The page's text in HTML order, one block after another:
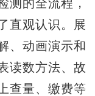
测的全流程，
直观认识。展
、动画演示和
读数方法、故
查量、缴费等